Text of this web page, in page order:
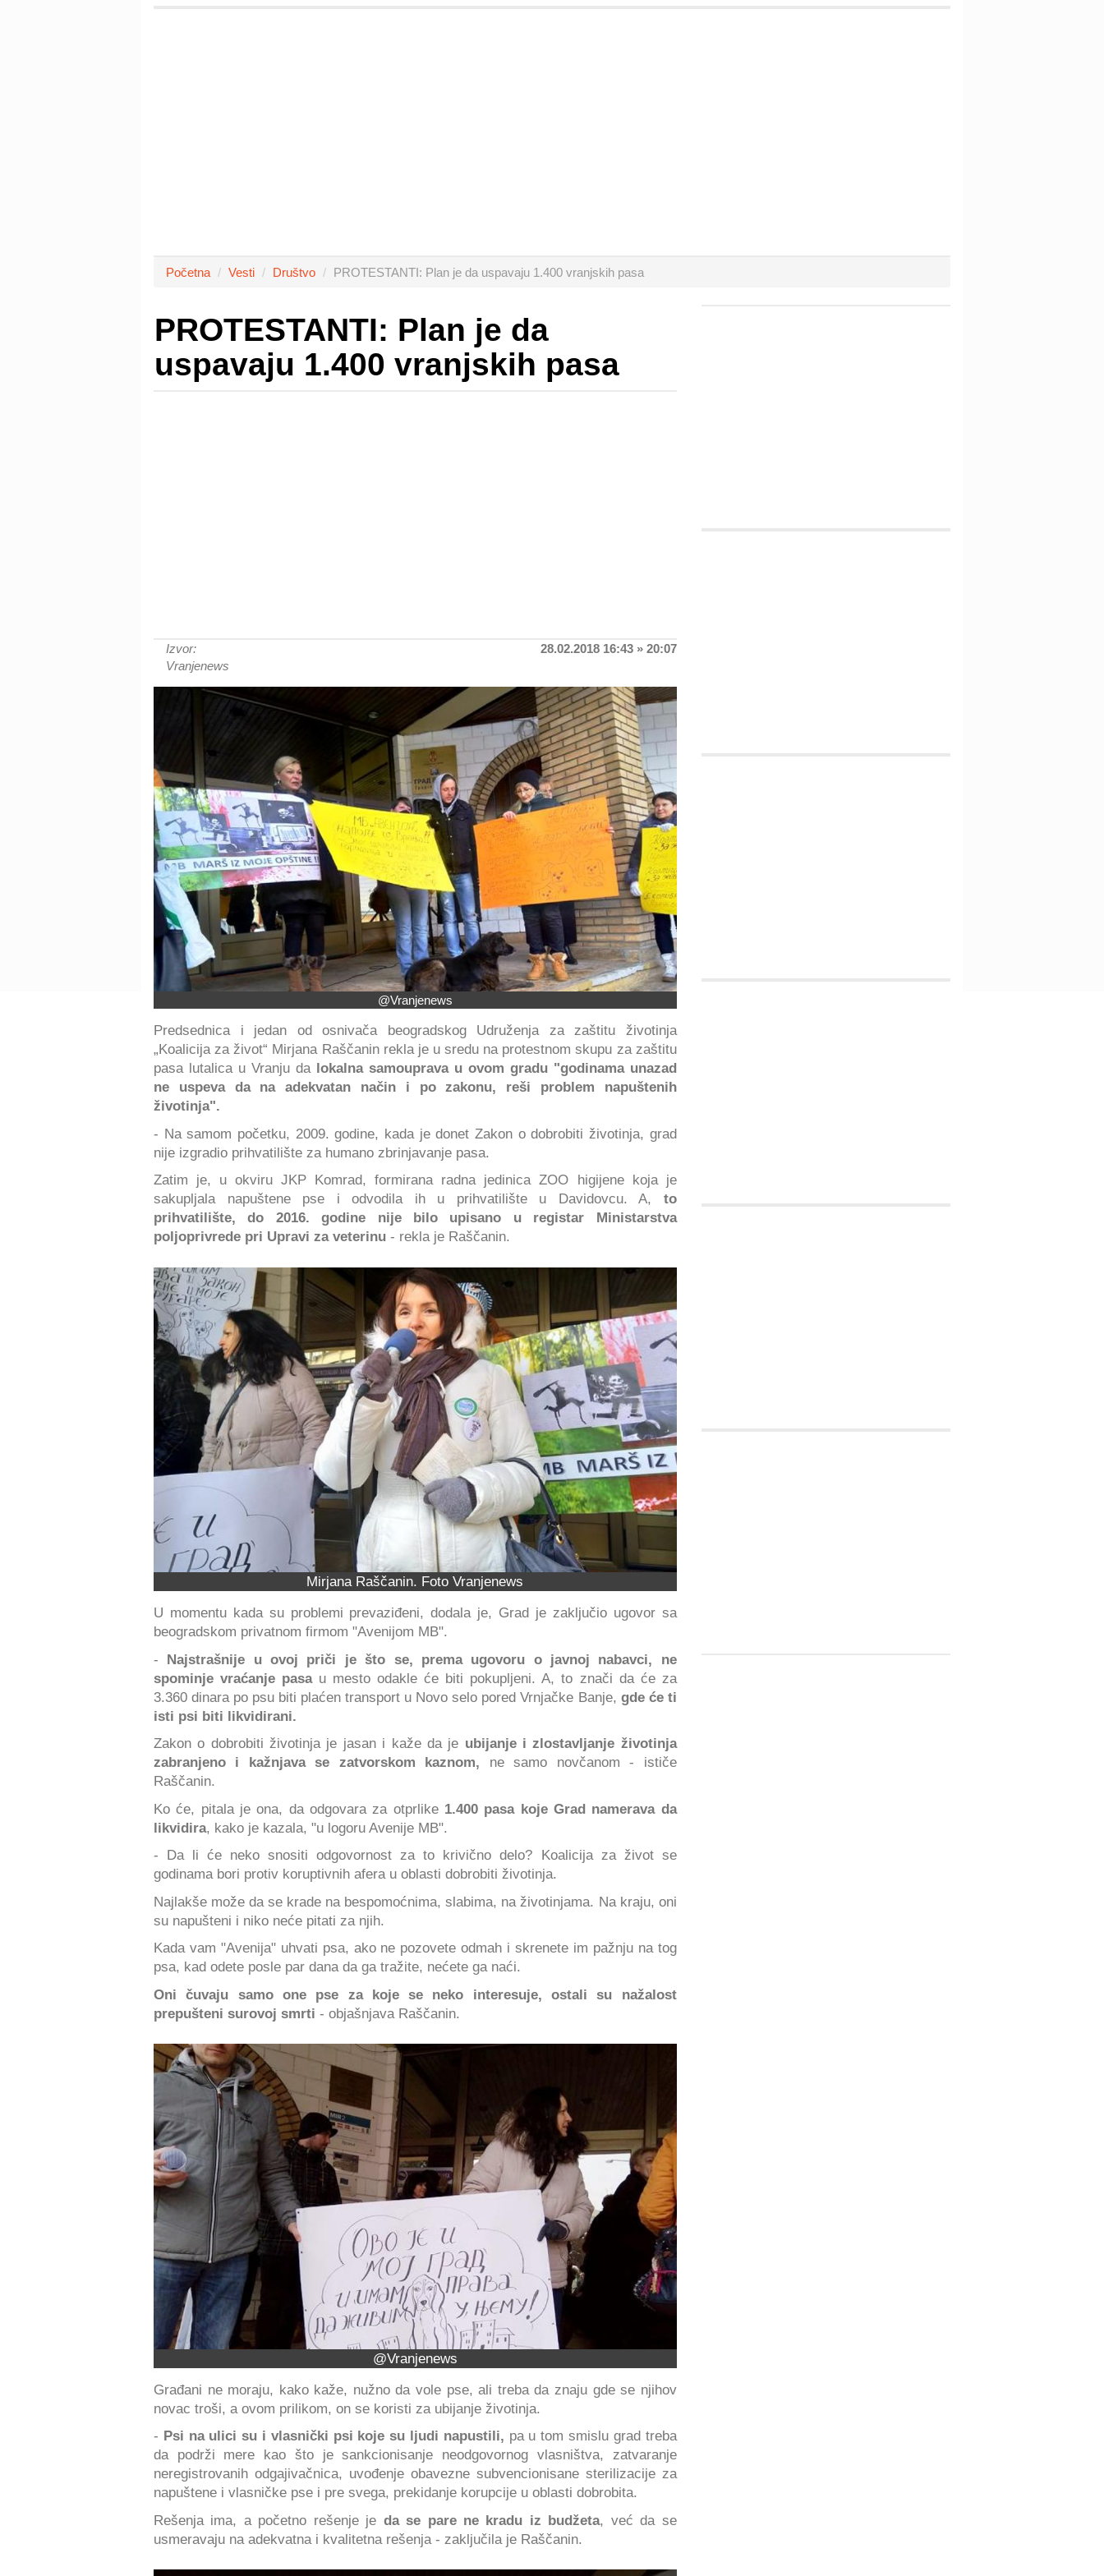
Početna Vesti Društvo PROTESTANTI: Plan je da uspavaju 1.400 vranjskih pasa
PROTESTANTI: Plan je da
uspavaju 1.400 vranjskih pasa
Izvor:
Vranjenews
28.02.2018 16:43 » 20:07
@Vranjenews
Predsednica i jedan od osnivača beogradskog Udruženja za zaštitu životinja
„Koalicija za život“ Mirjana Raščanin rekla je u sredu na protestnom skupu za zaštitu
pasa lutalica u Vranju da
lokalna samouprava u ovom gradu "godinama unazad
ne uspeva da na adekvatan način i po zakonu, reši problem napuštenih
životinja".
- Na samom početku, 2009. godine, kada je donet Zakon o dobrobiti životinja, grad
nije izgradio prihvatilište za humano zbrinjavanje pasa.
Zatim je, u okviru JKP Komrad, formirana radna jedinica ZOO higijene koja je
sakupljala napuštene pse i odvodila ih u prihvatilište u Davidovcu. A, to
prihvatilište, do 2016. godine nije bilo upisano u registar Ministarstva
poljoprivrede pri Upravi za veterinu - rekla je Raščanin.
Mirjana Raščanin. Foto Vranjenews
U momentu kada su problemi prevaziđeni, dodala je, Grad je zaključio ugovor sa
beogradskom privatnom firmom "Avenijom MB".
- Najstrašnije u ovoj priči je što se, prema ugovoru o javnoj nabavci, ne
spominje vraćanje pasau mesto odakle će biti pokupljeni. A, to znači da će za
3.360 dinara po psu biti plaćen transport u Novo selo pored Vrnjačke Banje, gde će ti
isti psi biti likvidirani.
Zakon o dobrobiti životinja je jasan i kaže da je ubijanje i zlostavljanje životinja
zabranjeno i kažnjava se zatvorskom kaznom, ne samo novčanom - ističe
Raščanin.
Ko će, pitala je ona, da odgovara za otprlike 1.400 pasa koje Grad namerava da
likvidira, kako je kazala, "u logoru Avenije MB".
- Da li će neko snositi odgovornost za to krivično delo? Koalicija za život se
godinama bori protiv koruptivnih afera u oblasti dobrobiti životinja.
Najlakše može da se krade na bespomoćnima, slabima, na životinjama. Na kraju, oni
su napušteni i niko neće pitati za njih.
Kada vam "Avenija" uhvati psa, ako ne pozovete odmah i skrenete im pažnju na tog
psa, kad odete posle par dana da ga tražite, nećete ga naći.
Oni čuvaju samo one pse za koje se neko interesuje, ostali su nažalost
prepušteni surovoj smrti - objašnjava Raščanin.
@Vranjenews
Građani ne moraju, kako kaže, nužno da vole pse, ali treba da znaju gde se njihov
novac troši, a ovom prilikom, on se koristi za ubijanje životinja.
- Psi na ulici su i vlasnički psi koje su ljudi napustili, pa u tom smislu grad treba
da podrži mere kao što je sankcionisanje neodgovornog vlasništva, zatvaranje
neregistrovanih odgajivačnica, uvođenje obavezne subvencionisane sterilizacije za
napuštene i vlasničke pse i pre svega, prekidanje korupcije u oblasti dobrobita.
Rešenja ima, a početno rešenje je da se pare ne kradu iz budžeta, već da se
usmeravaju na adekvatna i kvalitetna rešenja - zaključila je Raščanin.